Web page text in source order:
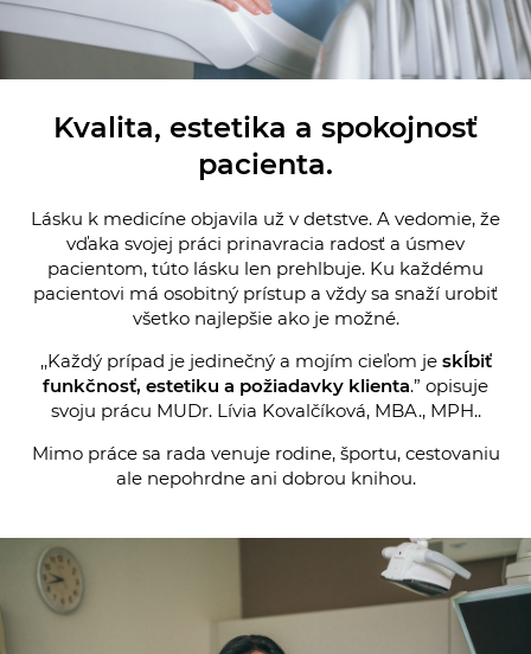
Kvalita, estetika a spokojnosť
pacienta.
Lásku k medicíne objavila už v detstve. A vedomie, že
vďaka svojej práci prinavracia radosť a úsmev
pacientom, túto lásku len prehlbuje. Ku každému
pacientovi má osobitný prístup a vždy sa snaží urobiť
všetko najlepšie ako je možné.
,,Každý prípad je jedinečný a mojím cieľom je skĺbiť
funkčnosť, estetiku a požiadavky klienta.” opisuje
svoju prácu MUDr. Lívia Kovalčíková, MBA., MPH..
Mimo práce sa rada venuje rodine, športu, cestovaniu
ale nepohrdne ani dobrou knihou.